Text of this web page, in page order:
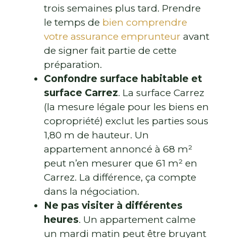
trois semaines plus tard. Prendre
le temps de bien comprendre
votre assurance emprunteur avant
de signer fait partie de cette
préparation.
Confondre surface habitable et
surface Carrez. La surface Carrez
(la mesure légale pour les biens en
copropriété) exclut les parties sous
1,80 m de hauteur. Un
appartement annoncé à 68 m²
peut n’en mesurer que 61 m² en
Carrez. La différence, ça compte
dans la négociation.
Ne pas visiter à différentes
heures. Un appartement calme
un mardi matin peut être bruyant